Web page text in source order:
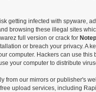
getting infected with spyware,
browsing these illegal sites
full version or crack for
or breach your privacy. A
computer. Hackers can use
your computer to distribute
from our mirrors or publisher's
upload services, including